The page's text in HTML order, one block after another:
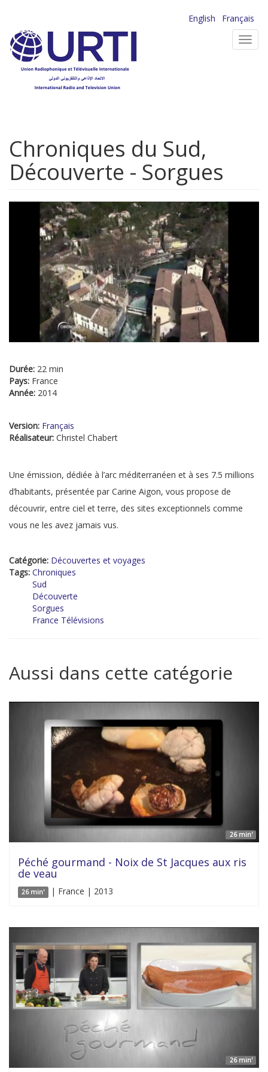
contenu
principal
English
Français
Chroniques du Sud,
Découverte - Sorgues
Durée: 22 min
Pays: France
Année: 2014
Version: Français
Réalisateur: Christel Chabert
Une émission, dédiée à l’arc méditerranéen et à ses 7.5 millions
d’habitants, présentée par Carine Aigon, vous propose de
découvrir, entre ciel et terre, des sites exceptionnels comme
vous ne les avez jamais vus.
Catégorie: Découvertes et voyages
Tags: Chroniques
Sud
Découverte
Sorgues
France Télévisions
Aussi dans cette catégorie
26 min'
Péché gourmand - Noix de St Jacques aux ris
de veau
26 min' | France | 2013
26 min'